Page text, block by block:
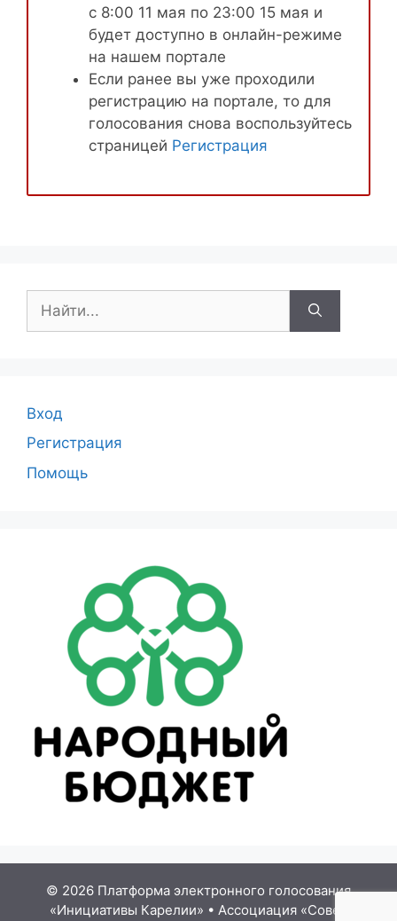
с 8:00 11 мая по 23:00 15 мая и
будет доступно в онлайн-режиме
на нашем портале
Если ранее вы уже проходили
регистрацию на портале, то для
голосования снова воспользуйтесь
страницей Регистрация
Вход
Регистрация
Помощь
© 2026 Платформа электронного голосования
«Инициативы Карелии» • Ассоциация «Совет